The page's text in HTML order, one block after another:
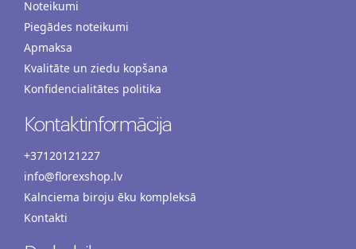
Noteikumi
Piegādes noteikumi
Apmaksa
Kvalitāte un ziedu kopšana
Konfidencialitātes politika
Kontaktinformācija
+37120121227
info@florexshop.lv
Kalnciema biroju ēku kompleksā
Kontakti